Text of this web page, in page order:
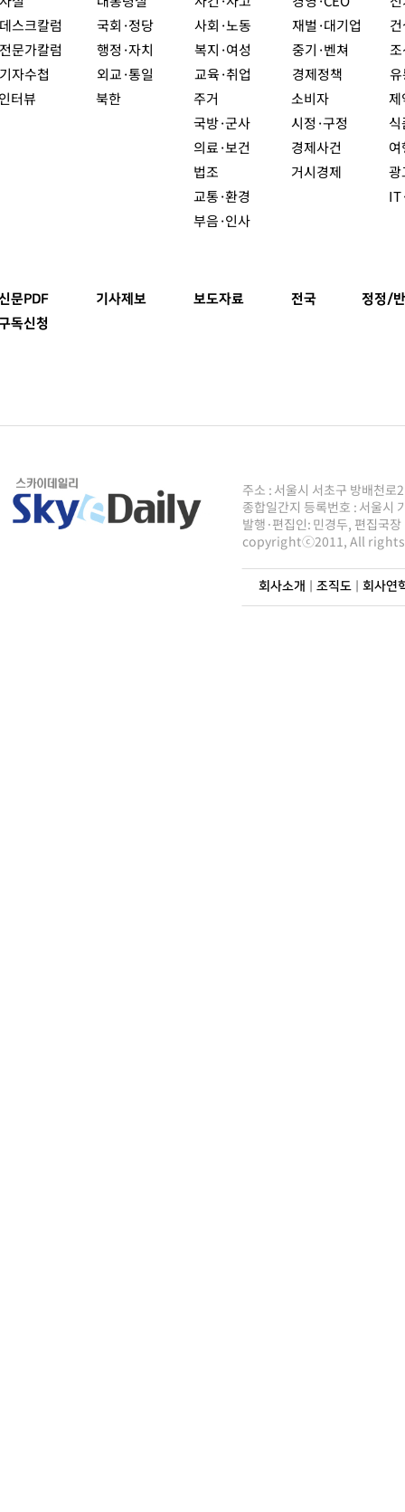
스크칼럼
문가칼럼
자수첩
터뷰
국회·정당
행정·자치
외교·통일
북한
사회·노동
복지·여성
교육·취업
주거
국방·군사
의료·보건
법조
교통·환경
부음·인사
재벌·대기업
중기·벤쳐
경제정책
소비자
시정·구정
경제사건
거시경제
제
광
문PDF
독신청
기사제보 보도자료 전국 정정/
주소 : 서울시 서초구 방배천
종합일간지 등록번호 : 서울시
발행·편집인: 민경두, 편집국
copyrightⓒ2011, All rights
회사소개 조직도| 회사연